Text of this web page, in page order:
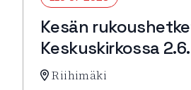
Kesän
Keskuskirkossa
Riihimäki